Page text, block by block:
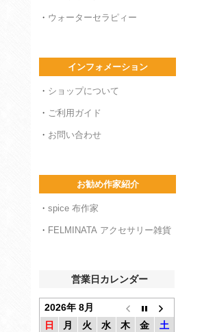
・ ウォーターセラピィー
インフォメーション
・ ショップについて
・ ご利用ガイド
・ お問い合わせ
お勧め作家紹介
・ spice 布作家
・ FELMINATA アクセサリー雑貨
営業日カレンダー
2026年 8月
日
月 火 水 木 金
土